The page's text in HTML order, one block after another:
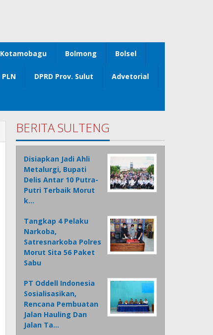
Kotamobagu Bolmong Bolsel
PLN DPRD Prov. Sulut Advetorial
BERITA SULTENG
Disiapkan Jadi Ahli
Metalurgi, Bupati
Delis Antar 10 Putra-
Putri Terbaik Morut
k…
Tangkap 4 Pelaku
Narkoba,
Satresnarkoba Polres
Morut Sita 56 Paket
Sabu
PT Oddell Indonesia
Sosialisasikan,
Rencana Pembuatan
Jalan Hauling Dan
Jalan Ta…